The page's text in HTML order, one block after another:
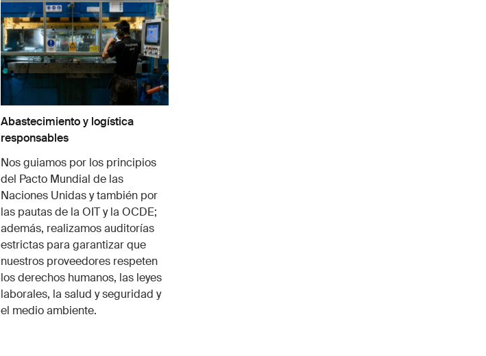
Abastecimiento y logística
responsables
Nos guiamos por los principios
del Pacto Mundial de las
Naciones Unidas y también por
las pautas de la OIT y la OCDE;
además, realizamos auditorías
estrictas para garantizar que
nuestros proveedores respeten
los derechos humanos, las leyes
laborales, la salud y seguridad y
el medio ambiente.